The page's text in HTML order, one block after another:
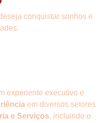
conquistar sonhos e
experiente executivo e
em diversos setores
e Serviços, incluindo o